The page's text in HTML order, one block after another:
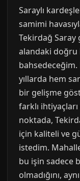
Saraylı
samimi
Tekirdağ
alandaki doğru
yıllarda hem
bir gelişme
farklı
noktada,
için kaliteli ve
istedim.
bu işin sadece
olmadığını,